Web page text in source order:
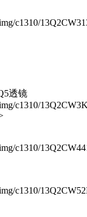
c1310/
透镜
c1310/
c1310/
c1310/